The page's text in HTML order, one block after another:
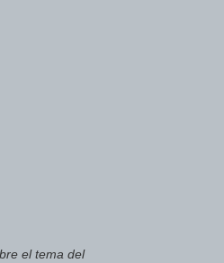
el tema del